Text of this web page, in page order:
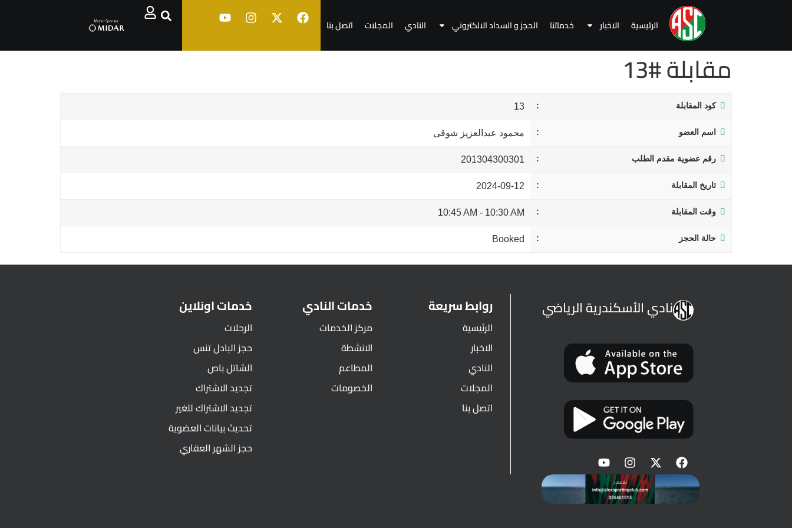
الرئيسية الاخبار خدماتنا الحجز و السداد الالكتروني النادي المجلات اتصل بنا
مقابلة #13
كود المقابلة 13
اسم العضو محمود عبدالعزيز شوقى
رقم عضوية مقدم الطلب 201304300301
تاريخ المقابلة 2024-09-12
وقت المقابلة 10:30 AM
-
10:45 AM
حالة الحجز Booked
نادي الأسكندرية الرياضي روابط سريعة
الرئيسية
الاخبار
النادي
المجلات
اتصل بنا
خدمات النادي
مركز الخدمات
الانشطة
المطاعم
الخصومات
خدمات اونلاين
الرحلات
حجز البادل تنس
الشاتل باص
تجديد الاشتراك
تجديد الاشتراك للغير
تحديث بيانات العضوية
حجز الشهر العقاري